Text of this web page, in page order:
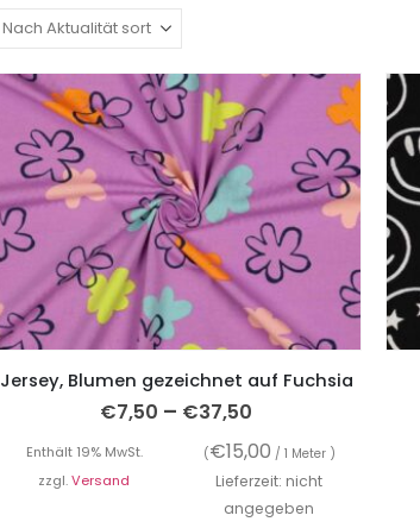
Jersey, Blumen gezeichnet auf Fuchsia
€7,50 – €37,50
Enthält 19% MwSt. (€15,00 / 1 Meter )
zzgl.Versand
Lieferzeit: nicht
angegeben